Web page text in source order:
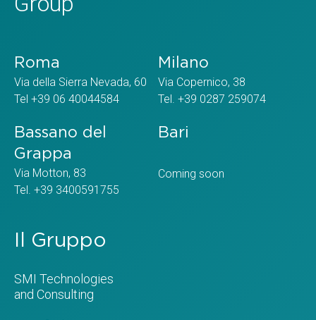
Roma
Via della Sierra Nevada, 60
Tel +39 06 40044584
Milano
Via Copernico, 38
Tel. +39 0287 259074
Bassano del
Grappa
Via Motton, 83
Tel. +39 3400591755
Bari
Coming soon
Il Gruppo
SMI Technologies
and Consulting